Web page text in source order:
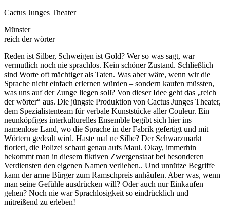
Cactus Junges Theater
Münster
reich der wörter
Reden ist Silber, Schweigen ist Gold? Wer so was sagt, war
vermutlich noch nie sprachlos. Kein schöner Zustand. Schließlich
sind Worte oft mächtiger als Taten. Was aber wäre, wenn wir die
Sprache nicht einfach erlernen würden – sondern kaufen müssten,
was uns auf der Zunge liegen soll? Von dieser Idee geht das „reich
der wörter“ aus. Die jüngste Produktion von Cactus Junges Theater,
dem Spezialistenteam für verbale Kunststücke aller Couleur. Ein
neunköpfiges interkulturelles Ensemble begibt sich hier ins
namenlose Land, wo die Sprache in der Fabrik gefertigt und mit
Wörtern gedealt wird. Haste mal ne Silbe? Der Schwarzmarkt
floriert, die Polizei schaut genau aufs Maul. Okay, immerhin
bekommt man in diesem fiktiven Zwergenstaat bei besonderen
Verdiensten den eigenen Namen verliehen.. Und unnütze Begriffe
kann der arme Bürger zum Ramschpreis anhäufen. Aber was, wenn
man seine Gefühle ausdrücken will? Oder auch nur Einkaufen
gehen? Noch nie war Sprachlosigkeit so eindrücklich und
mitreißend zu erleben!